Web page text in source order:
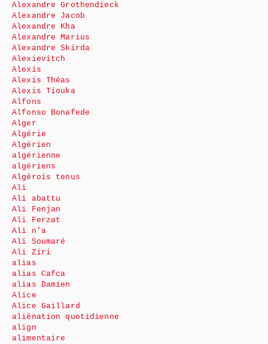
Alexandre Grothendieck
Alexandre Jacob
Alexandre Kha
Alexandre Marius
Alexandre Skirda
Alexievitch
Alexis
Alexis Théas
Alexis Tiouka
Alfons
Alfonso Bonafede
Alger
Algérie
Algérien
algérienne
algériens
Algérois tenus
Ali
Ali abattu
Ali Fenjan
Ali Ferzat
Ali n’a
Ali Soumaré
Ali Ziri
alias
alias Cafca
alias Damien
Alice
Alice Gaillard
aliénation quotidienne
align
alimentaire